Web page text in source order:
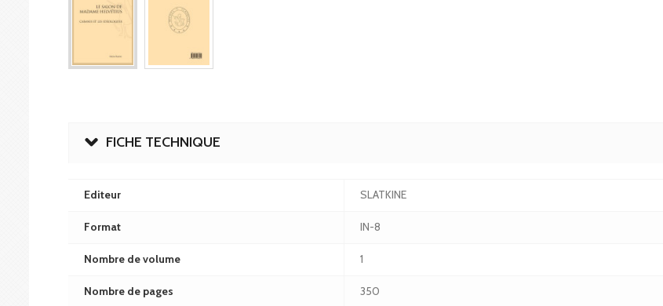
FICHE TECHNIQUE
Editeur SLATKINE
Format IN-8
Nombre de volume 1
Nombre de pages 350